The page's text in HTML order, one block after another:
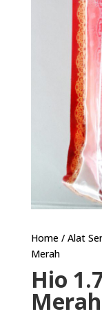
Home/ Alat
Merah
Hio
Merah